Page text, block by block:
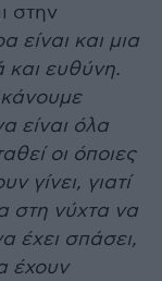
στην
είναι και μια
και ευθύνη.
είναι όλα
οι όποιες
γίνει, γιατί
στη νύχτα να
έχει σπάσει,
έχουν